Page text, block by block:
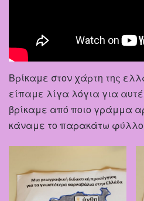
Βρίκαμε στον χάρτη της
είπαμε λίγα λόγια για
βρίκαμε από ποιο γράμμα
κάναμε το παρακάτω